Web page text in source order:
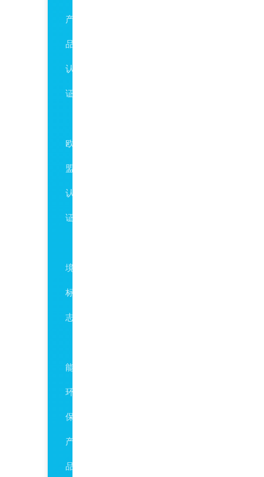
产
品
认
证
欧
盟
认
证
境
标
志
能
环
保
产
品